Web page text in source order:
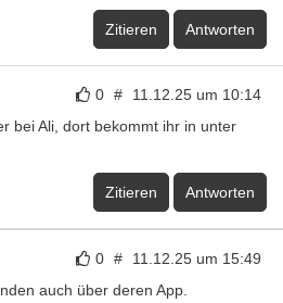
Zitieren Antworten
0 # 11.12.25 um 10:14
bei Ali, dort bekommt ihr in unter
Zitieren Antworten
0 # 11.12.25 um 15:49
auch über deren App.